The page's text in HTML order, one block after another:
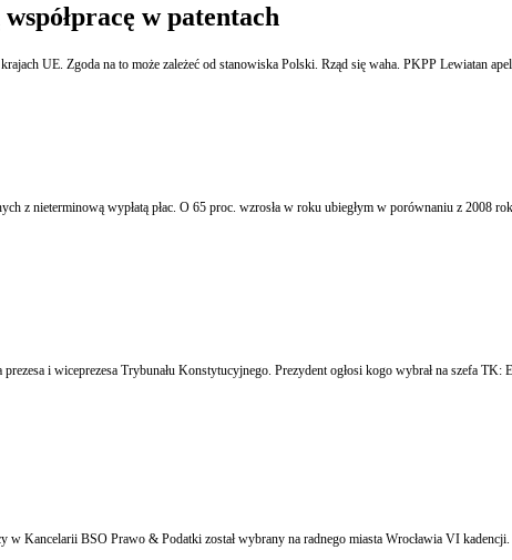
w patentach
UE. Zgoda na to może zależeć od stanowiska Polski. Rząd się waha. PKPP Lewiatan
z nieterminową wypłatą płac. O 65 proc. wzrosła w roku ubiegłym w porównaniu z 2008
i wiceprezesa Trybunału Konstytucyjnego. Prezydent ogłosi kogo wybrał na szefa
Kancelarii BSO Prawo & Podatki został wybrany na radnego miasta Wrocławia VI kadencji.